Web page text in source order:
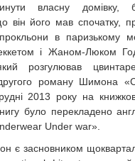
власну домівку,
він його мав спочатку,
в паризькому
і Жаном-Люком
розгулював
роману Шимона
2013 року на
було перекладено
Under war».
є засновником